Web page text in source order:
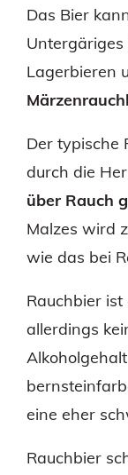
Das Bier
Untergäriges
Lagerbieren
Der typische
durch die
über Rauch
Malzes wird
wie das bei
Rauchbier ist
allerdings
eine eher
Rauchbier